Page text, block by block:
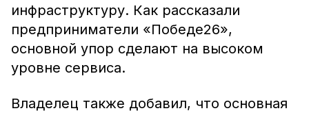
инфраструктуру. Как рассказали
предприниматели «Победе26»,
основной упор сделают на высоком
уровне сервиса.
Владелец также добавил, что основная